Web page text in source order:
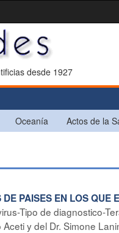
desde 1927
Oceanía Actos de la
PAISES EN LOS QUE
Tipo de diagnostico-
y del Dr. Simone